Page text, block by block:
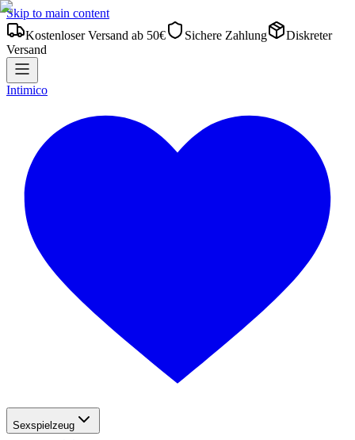
Skip to main content
Kostenloser Versand ab 50€
Sichere Zahlung
Diskreter
Versand
Intimico
Sexspielzeug